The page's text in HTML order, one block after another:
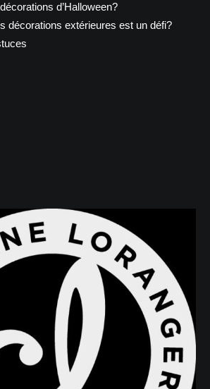
d’Halloween?
décorations extérieures est un défi?